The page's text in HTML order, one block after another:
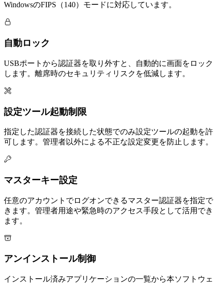
WindowsのFIPS（140）モードに対応しています。
自動ロック
USBポートから認証器を取り外すと、自動的に画面をロック
します。離席時のセキュリティリスクを低減します。
設定ツール起動制限
指定した認証器を接続した状態でのみ設定ツールの起動を許
可します。管理者以外による不正な設定変更を防止します。
マスターキー設定
任意のアカウントでログオンできるマスター認証器を指定で
きます。管理者用途や緊急時のアクセス手段として活用でき
ます。
アンインストール制御
インストール済みアプリケーションの一覧から本ソフトウェ